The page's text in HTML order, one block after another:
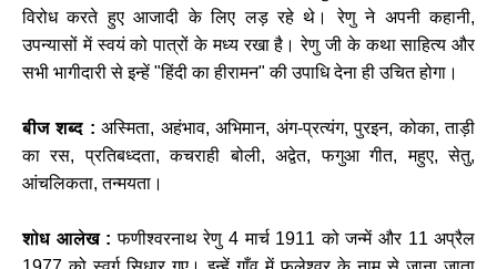
विरोध करते हुए आजादी के लिए लड़ रहे थे। रेणु ने अपनी कहानी,
उपन्यासों में स्वयं को पात्रों के मध्य रखा है। रेणु जी के कथा साहित्य और
सभी भागीदारी से इन्हें "हिंदी का हीरामन"की उपाधि देना ही उचित होगा।
बीज शब्द : अस्मिता, अहंभाव,अभिमान, अंग-प्रत्यंग,पुरइन,कोका,ताड़ी
का रस,प्रतिबध्दता,कचराही बोली,अद्वेत,फगुआ गीत,महुए,सेतु,
आंचलिकता,तन्मयता।
शोध आलेख: फणीश्वरनाथ रेणु 4 मार्च 1911 को जन्में और 11 अप्रैल